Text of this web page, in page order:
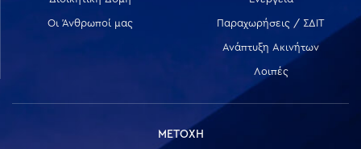
Οι Άνθρωποί μας Παραχωρήσεις / ΣΔΙΤ
Ανάπτυξη Ακινήτων
Λοιπές
ΜΕΤΟΧΗ